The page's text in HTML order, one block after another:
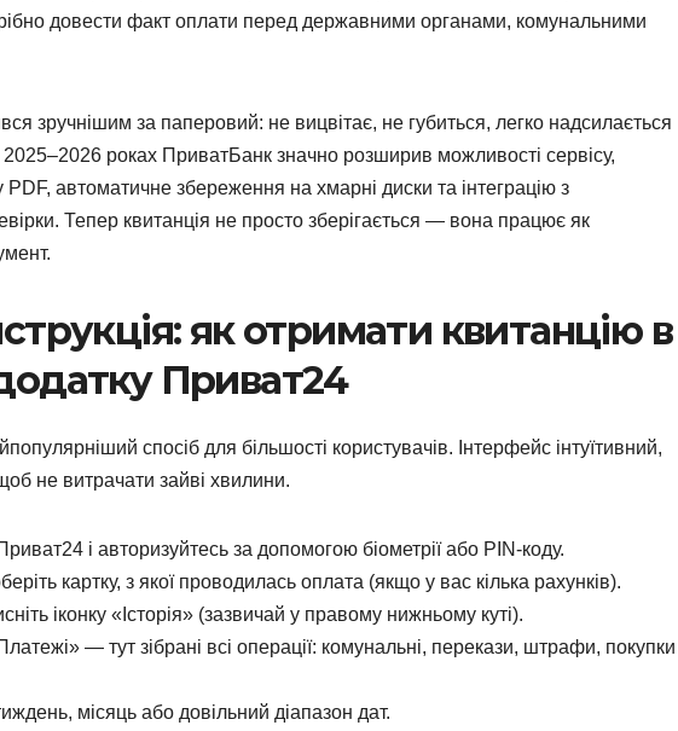
довести факт оплати перед державними органами, комунальними
зручнішим за паперовий: не вицвітає, не губиться, легко надсилається
роках ПриватБанк значно розширив можливості сервісу,
автоматичне збереження на хмарні диски та інтеграцію з
Тепер квитанція не просто зберігається — вона працює як
як отримати квитанцію в
Приват24
спосіб для більшості користувачів. Інтерфейс інтуїтивний,
не витрачати зайві хвилини.
і авторизуйтесь за допомогою біометрії або PIN-коду.
картку, з якої проводилась оплата (якщо у вас кілька рахунків).
іконку «Історія» (зазвичай у правому нижньому куті).
— тут зібрані всі операції: комунальні, перекази, штрафи, покупки
місяць або довільний діапазон дат.